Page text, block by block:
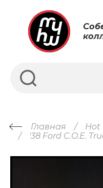
Главная
Hot
'38 Ford C.O.E.